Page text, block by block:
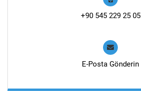
+90 545 229 25 05
E-Posta Gönderin